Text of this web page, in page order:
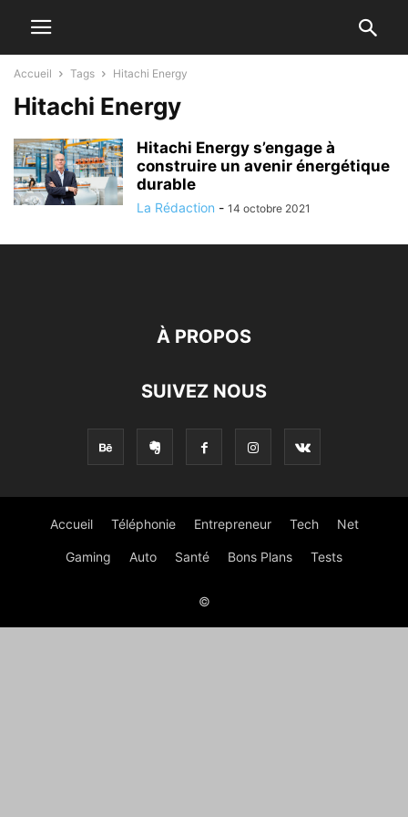
Accueil Tags Hitachi Energy
Hitachi Energy
Hitachi Energy s’engage à
construire un avenir énergétique
durable
La Rédaction - 14 octobre 2021
À PROPOS
SUIVEZ NOUS
Accueil Téléphonie Entrepreneur Tech Net
Gaming Auto Santé Bons Plans Tests
©